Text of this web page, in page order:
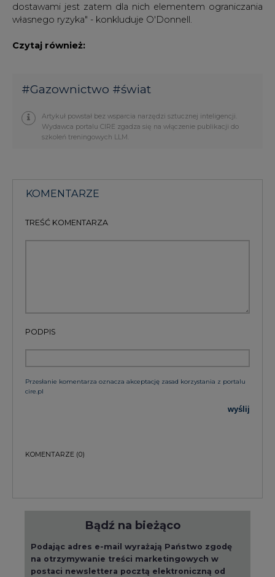
dostawami jest zatem dla nich elementem ograniczania
własnego ryzyka" - konkluduje O'Donnell.
Czytaj również:
#Gazownictwo #świat
Artykuł powstał bez wsparcia narzędzi sztucznej inteligencji.
Wydawca portalu CIRE zgadza się na włączenie publikacji do
szkoleń treningowych LLM.
KOMENTARZE
TREŚĆ KOMENTARZA
PODPIS
Przesłanie komentarza oznacza akceptację zasad korzystania z portalu
cire.pl
wyślij
KOMENTARZE (0)
Bądź na bieżąco
Podając adres e-mail wyrażają Państwo zgodę
na otrzymywanie treści marketingowych w
postaci newslettera pocztą elektroniczną od